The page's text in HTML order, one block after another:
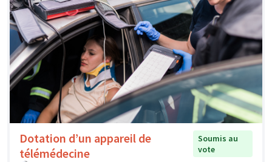
Dotation d’un appareil de
télémédecine
Soumis au
vote